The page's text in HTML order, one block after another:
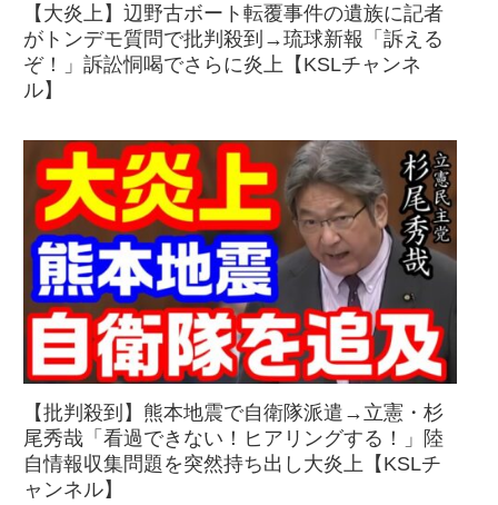
【大炎上】辺野古ボート転覆事件の遺族に記者
がトンデモ質問で批判殺到→琉球新報「訴える
ぞ！」訴訟恫喝でさらに炎上【KSLチャンネ
ル】
【批判殺到】熊本地震で自衛隊派遣→立憲・杉
尾秀哉「看過できない！ヒアリングする！」陸
自情報収集問題を突然持ち出し大炎上【KSLチ
ャンネル】